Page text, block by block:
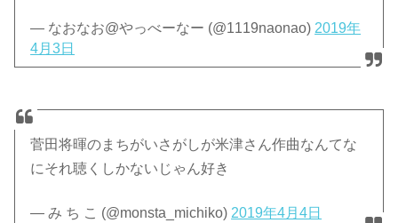
— なおなお@やっべーなー (@1119naonao)2019年
4月3日
菅田将暉のまちがいさがしが米津さん作曲なんてな
にそれ聴くしかないじゃん好き
— み ち こ (@monsta_michiko) 2019年4月4日